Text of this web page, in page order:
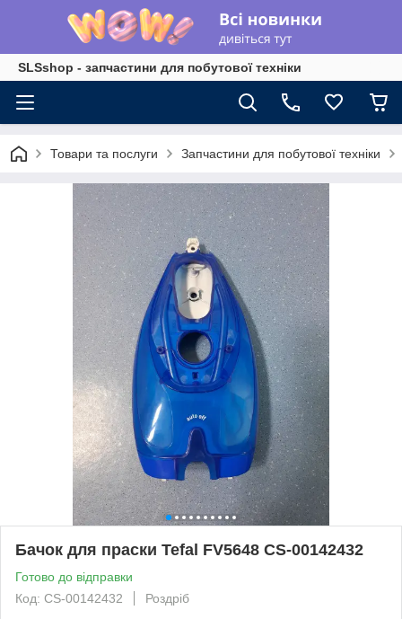
SLSshop - запчастини для побутової техніки
Товари та послуги Запчастини для побутової техніки
Бачок для праски Tefal FV5648 CS-00142432
Готово до відправки
Код: CS-00142432
Роздріб